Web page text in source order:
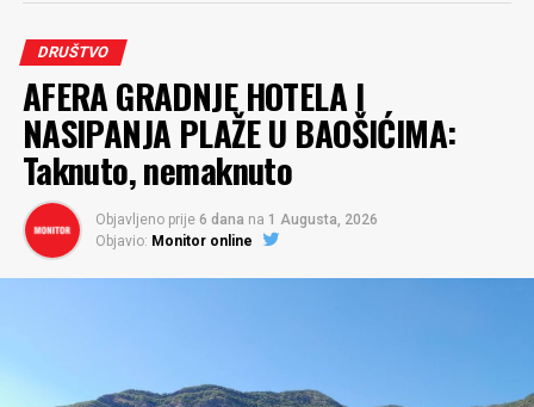
DRUŠTVO
AFERA GRADNJE HOTELA I
NASIPANJA PLAŽE U BAOŠIĆIMA:
Taknuto, nemaknuto
Objavljeno prije 6 dana na 1 Augusta, 2026
Objavio: Monitor online